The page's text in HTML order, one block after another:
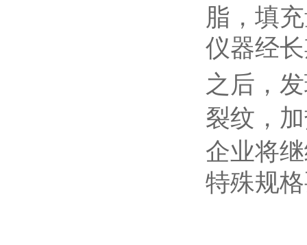
脂，填
仪器经
之后，
裂纹，
企业将
特殊规